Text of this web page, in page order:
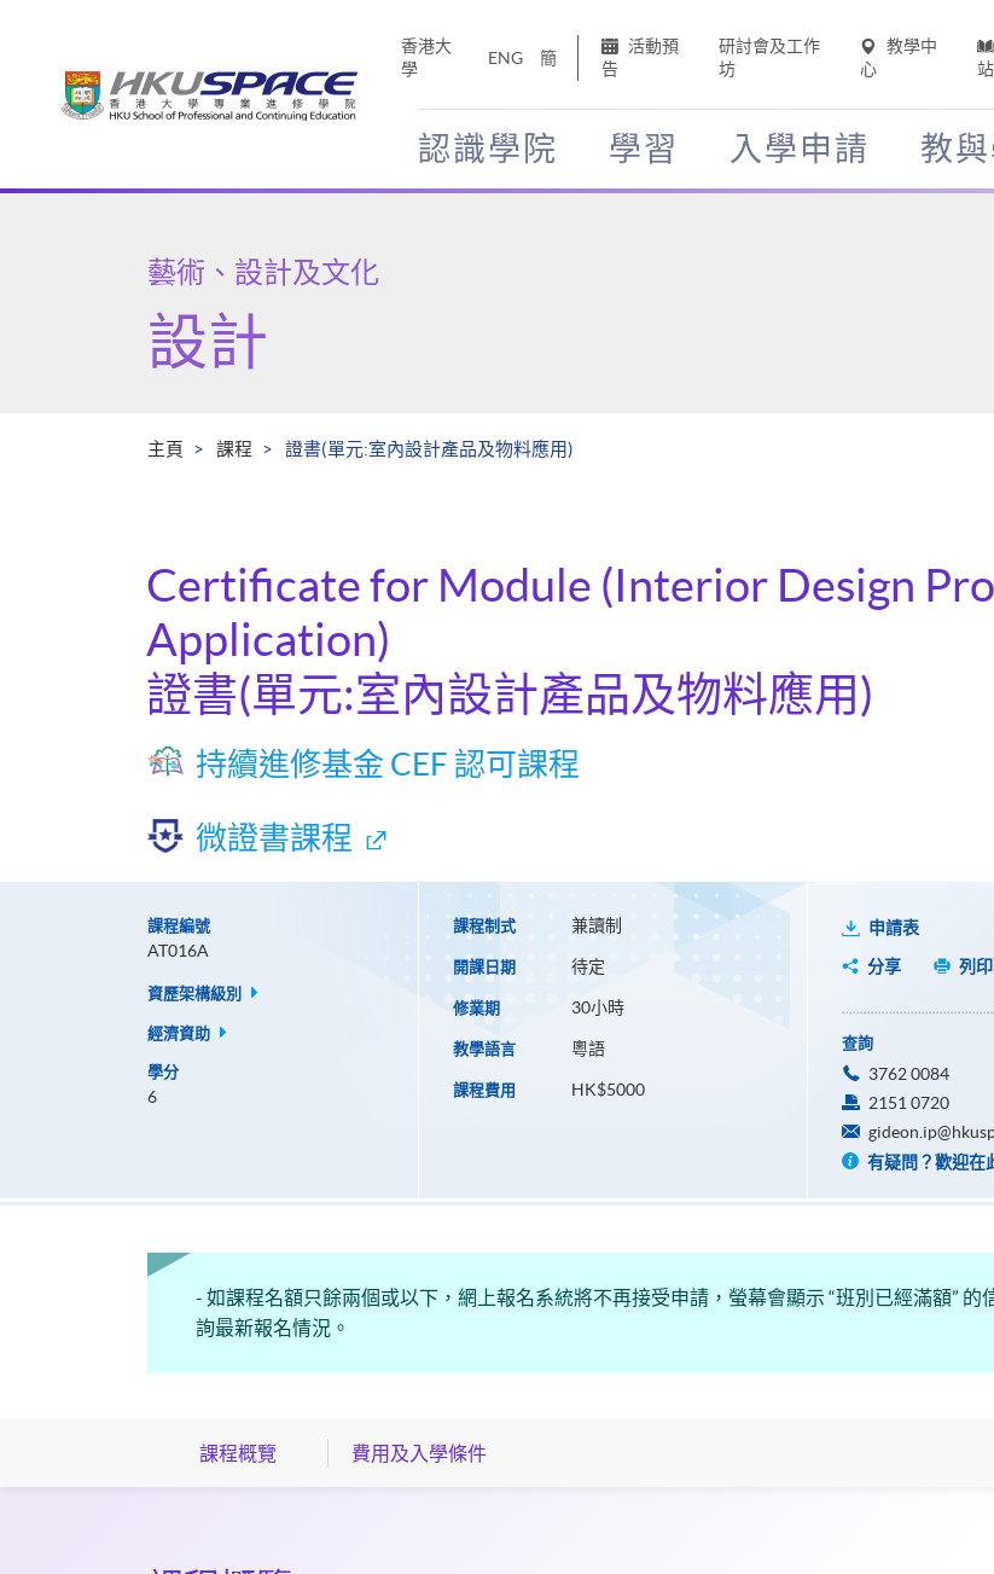
香港大
學
ENG 簡
活動預
告
研討會及工作
坊
教學中
心
站
認識學院 學習 入學申請 教
Main
藝術、設計及文化
設計
主頁 課程 證書(單元:室內設計產品及物料應用)
Certificate for Module (Interior Design
Application)
證書(單元:室內設計產品及物料應用)
持續進修基金 CEF 認可課程
微證書課程
課程編號
AT016A
資歷架構級別
經濟資助
學分
6
課程制式 兼讀制
開課日期 待定
修業期 30小時
教學語言 粵語
課程費用 HK$5000
申請表
分享
列印
查詢
3762 0084
2151 0720
有疑問？歡迎在
- 如課程名額只餘兩個或以下，網上報名系統將不再接受申請，螢幕會顯示 “班別已經滿額”
詢最新報名情況。
課程概覽 費用及入學條件